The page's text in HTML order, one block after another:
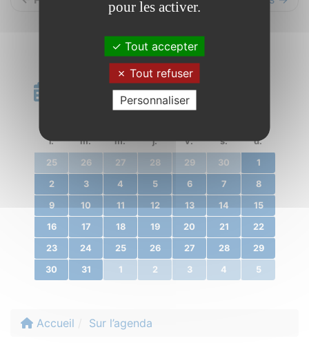
Calendrier
l.
m. m. j. v. s. d.
25 26 27 28 29 30 1
2 3 4 5 6 7 8
9 10 11 12 13 14 15
16 17 18 19 20 21 22
23 24 25 26 27 28 29
30 31 1 2 3 4 5
Accueil Sur l’agenda
pour les activer.
Tout accepter
Tout refuser
Personnaliser